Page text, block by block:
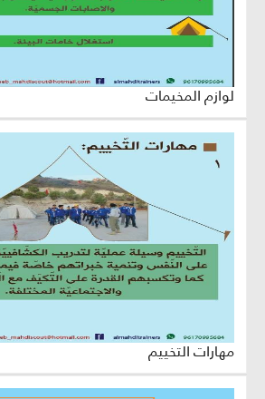
لوازم المخيمات
مهارات التخييم